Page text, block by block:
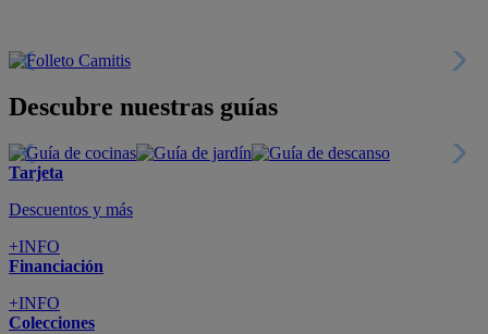
Descubre nuestras guías
Tarjeta
Descuentos y más
+INFO
Financiación
+INFO
Colecciones